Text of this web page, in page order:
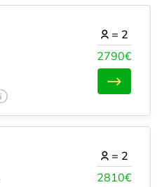
2790€
= 2
2810€
= 2